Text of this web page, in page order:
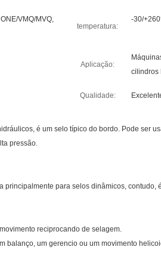
VMQ/MVQ,
temperatura:
-30/
Aplicação:
cilindros
Qualidade:
é um selo típico do bordo. Pode ser
pressão.
principalmente para selos dinâmicos, contudo,
reciprocando de selagem.
balanço, um gerencio ou um movimento